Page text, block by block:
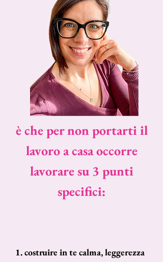
è che per non portarti il
lavoro a casa occorre
lavorare su 3 punti
specifici:
1. costruire in te calma, leggerezza